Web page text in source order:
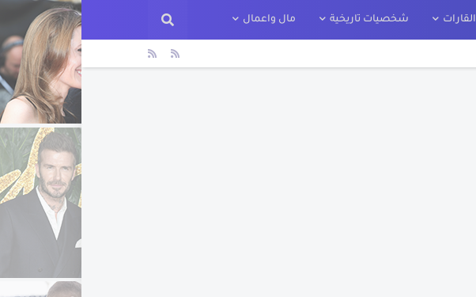
القارات شخصيات تاريخية مال واعمال